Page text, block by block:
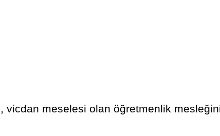
vicdan meselesi olan öğretmenlik